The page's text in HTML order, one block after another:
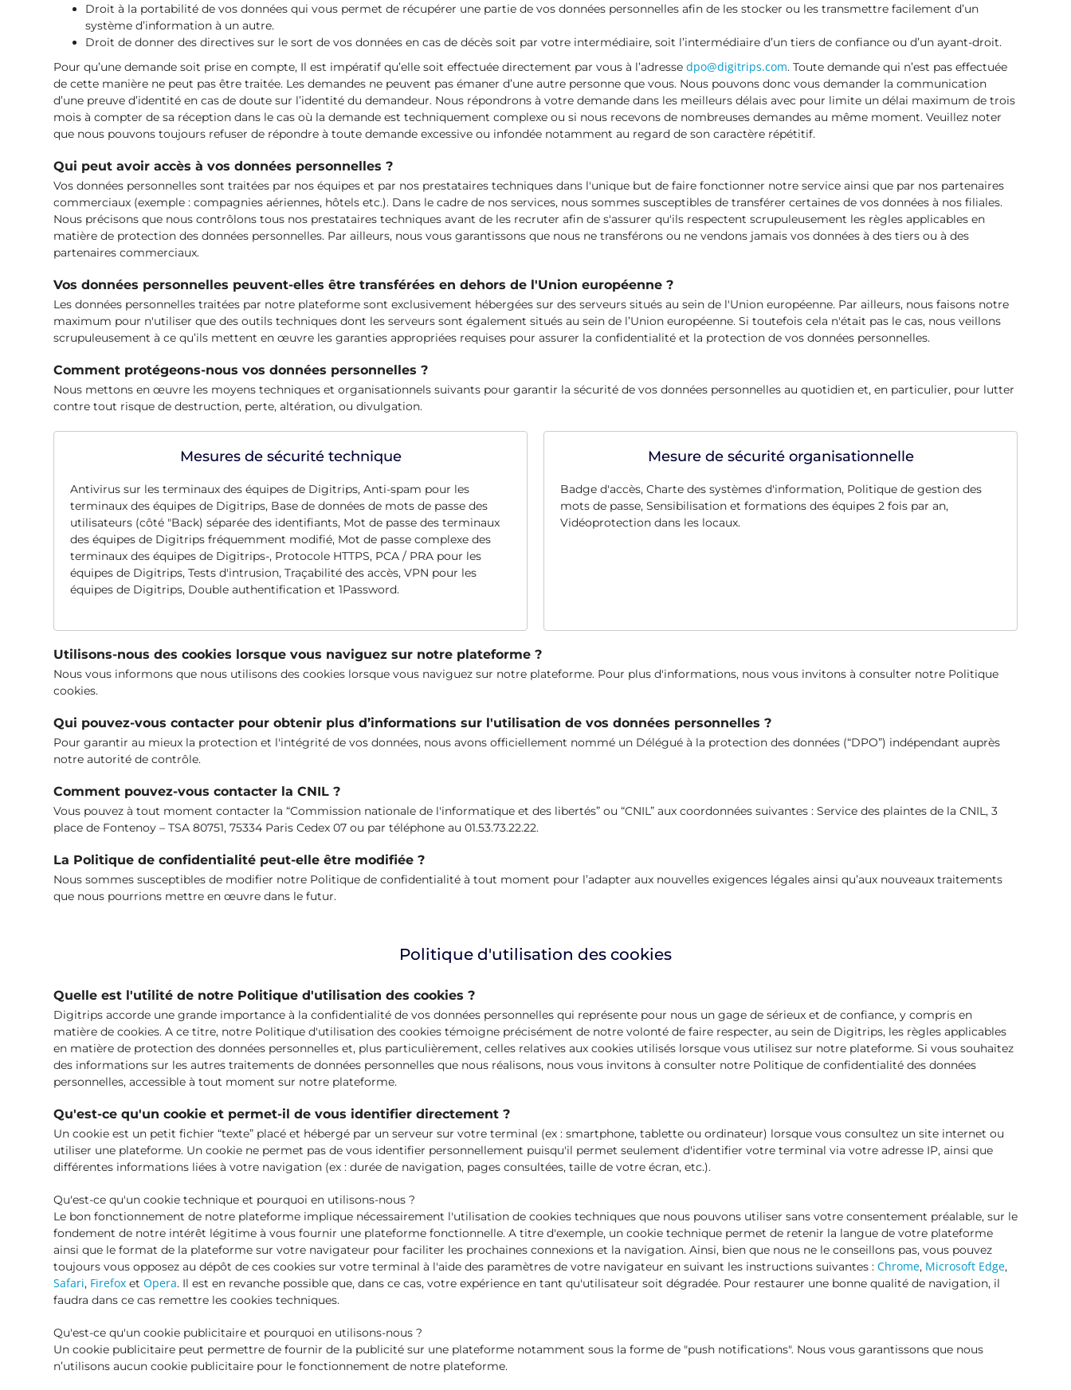
Droit à la portabilité de vos données qui vous permet de récupérer une partie de vos données personnelles afin de les stocker ou les transmettre facilement d’un
système d’information à un autre.
Droit de donner des directives sur le sort de vos données en cas de décès soit par votre intermédiaire, soit l’intermédiaire d’un tiers de confiance ou d’un ayant-droit.
Pour qu’une demande soit prise en compte, Il est impératif qu’elle soit effectuée directement par vous à l’adresse dpo@digitrips.com. Toute demande qui n’est pas effectuée
de cette manière ne peut pas être traitée. Les demandes ne peuvent pas émaner d’une autre personne que vous. Nous pouvons donc vous demander la communication
d’une preuve d’identité en cas de doute sur l’identité du demandeur. Nous répondrons à votre demande dans les meilleurs délais avec pour limite un délai maximum de trois
mois à compter de sa réception dans le cas où la demande est techniquement complexe ou si nous recevons de nombreuses demandes au même moment. Veuillez noter
que nous pouvons toujours refuser de répondre à toute demande excessive ou infondée notamment au regard de son caractère répétitif.
Qui peut avoir accès à vos données personnelles ?
Vos données personnelles sont traitées par nos équipes et par nos prestataires techniques dans l'unique but de faire fonctionner notre service ainsi que par nos partenaires
commerciaux (exemple : compagnies aériennes, hôtels etc.). Dans le cadre de nos services, nous sommes susceptibles de transférer certaines de vos données à nos filiales.
Nous précisons que nous contrôlons tous nos prestataires techniques avant de les recruter afin de s'assurer qu'ils respectent scrupuleusement les règles applicables en
matière de protection des données personnelles. Par ailleurs, nous vous garantissons que nous ne transférons ou ne vendons jamais vos données à des tiers ou à des
partenaires commerciaux.
Vos données personnelles peuvent-elles être transférées en dehors de l'Union européenne ?
Les données personnelles traitées par notre plateforme sont exclusivement hébergées sur des serveurs situés au sein de l'Union européenne. Par ailleurs, nous faisons notre
maximum pour n'utiliser que des outils techniques dont les serveurs sont également situés au sein de l’Union européenne. Si toutefois cela n'était pas le cas, nous veillons
scrupuleusement à ce qu’ils mettent en œuvre les garanties appropriées requises pour assurer la confidentialité et la protection de vos données personnelles.
Comment protégeons-nous vos données personnelles ?
Nous mettons en œuvre les moyens techniques et organisationnels suivants pour garantir la sécurité de vos données personnelles au quotidien et, en particulier, pour lutter
contre tout risque de destruction, perte, altération, ou divulgation.
Mesures de sécurité technique
Antivirus sur les terminaux des équipes de Digitrips, Anti-spam pour les
terminaux des équipes de Digitrips, Base de données de mots de passe des
utilisateurs (côté "Back) séparée des identifiants, Mot de passe des terminaux
des équipes de Digitrips fréquemment modifié, Mot de passe complexe des
terminaux des équipes de Digitrips-, Protocole HTTPS, PCA / PRA pour les
équipes de Digitrips, Tests d'intrusion, Traçabilité des accès, VPN pour les
équipes de Digitrips, Double authentification et 1Password.
Mesure de sécurité organisationnelle
Badge d'accès, Charte des systèmes d'information, Politique de gestion des
mots de passe, Sensibilisation et formations des équipes 2 fois par an,
Vidéoprotection dans les locaux.
Utilisons-nous des cookies lorsque vous naviguez sur notre plateforme ?
Nous vous informons que nous utilisons des cookies lorsque vous naviguez sur notre plateforme. Pour plus d'informations, nous vous invitons à consulter notre Politique
cookies.
Qui pouvez-vous contacter pour obtenir plus d’informations sur l'utilisation de vos données personnelles ?
Pour garantir au mieux la protection et l'intégrité de vos données, nous avons officiellement nommé un Délégué à la protection des données (“DPO”) indépendant auprès
notre autorité de contrôle.
Comment pouvez-vous contacter la CNIL ?
Vous pouvez à tout moment contacter la “Commission nationale de l'informatique et des libertés” ou “CNIL” aux coordonnées suivantes : Service des plaintes de la CNIL, 3
place de Fontenoy – TSA 80751, 75334 Paris Cedex 07 ou par téléphone au 01.53.73.22.22.
La Politique de confidentialité peut-elle être modifiée ?
Nous sommes susceptibles de modifier notre Politique de confidentialité à tout moment pour l’adapter aux nouvelles exigences légales ainsi qu’aux nouveaux traitements
que nous pourrions mettre en œuvre dans le futur.
Politique d'utilisation des cookies
Quelle est l'utilité de notre Politique d'utilisation des cookies ?
Digitrips accorde une grande importance à la confidentialité de vos données personnelles qui représente pour nous un gage de sérieux et de confiance, y compris en
matière de cookies. A ce titre, notre Politique d'utilisation des cookies témoigne précisément de notre volonté de faire respecter, au sein de Digitrips, les règles applicables
en matière de protection des données personnelles et, plus particulièrement, celles relatives aux cookies utilisés lorsque vous utilisez sur notre plateforme. Si vous souhaitez
des informations sur les autres traitements de données personnelles que nous réalisons, nous vous invitons à consulter notre Politique de confidentialité des données
personnelles, accessible à tout moment sur notre plateforme.
Qu'est-ce qu'un cookie et permet-il de vous identifier directement ?
Un cookie est un petit fichier “texte” placé et hébergé par un serveur sur votre terminal (ex : smartphone, tablette ou ordinateur) lorsque vous consultez un site internet ou
utiliser une plateforme. Un cookie ne permet pas de vous identifier personnellement puisqu'il permet seulement d'identifier votre terminal via votre adresse IP, ainsi que
différentes informations liées à votre navigation (ex : durée de navigation, pages consultées, taille de votre écran, etc.).
Qu'est-ce qu'un cookie technique et pourquoi en utilisons-nous ?
Le bon fonctionnement de notre plateforme implique nécessairement l'utilisation de cookies techniques que nous pouvons utiliser sans votre consentement préalable, sur le
fondement de notre intérêt légitime à vous fournir une plateforme fonctionnelle. A titre d'exemple, un cookie technique permet de retenir la langue de votre plateforme
ainsi que le format de la plateforme sur votre navigateur pour faciliter les prochaines connexions et la navigation. Ainsi, bien que nous ne le conseillons pas, vous pouvez
toujours vous opposez au dépôt de ces cookies sur votre terminal à l'aide des paramètres de votre navigateur en suivant les instructions suivantes : Chrome, Microsoft Edge,
Safari, Firefox et Opera. Il est en revanche possible que, dans ce cas, votre expérience en tant qu'utilisateur soit dégradée. Pour restaurer une bonne qualité de navigation, il
faudra dans ce cas remettre les cookies techniques.
Qu'est-ce qu'un cookie publicitaire et pourquoi en utilisons-nous ?
Un cookie publicitaire peut permettre de fournir de la publicité sur une plateforme notamment sous la forme de "push notifications". Nous vous garantissons que nous
n’utilisons aucun cookie publicitaire pour le fonctionnement de notre plateforme.